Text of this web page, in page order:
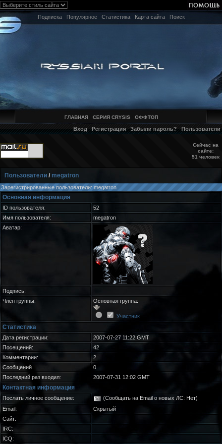
Подписка Популярное Статистика Карта сайта Поиск
ГЛАВНАЯ СЕРИЯ CRYSIS ОФФТОП
Вход Регистрация Забыли пароль? Пользователи
Сейчас на
сайте:
51 человек
Пользователи / megatron
Зарегистрированные пользователи: megatron
Основная информация
ID пользователя:
52
Имя пользователя:
megatron
Аватар:
Подпись:
Член группы:
Основная группа:
Участник
Статистика
Дата регистрации:
2007-07-27 11:22 GMT
Посещений:
42
Комментарии:
2
Сообщений
0
Последний раз входил:
2007-07-31 12:02 GMT
Контактная информация
Послать личное сообщение:
(Сообщать на Email о новых ЛС: Нет)
Email:
Скрытый
Сайт:
IRC:
ICQ: